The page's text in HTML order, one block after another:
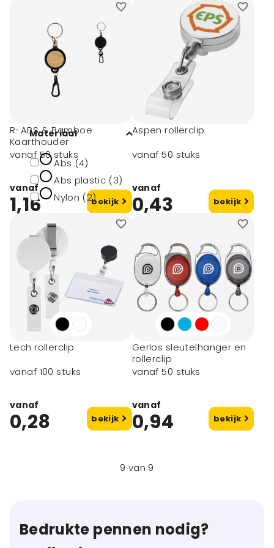
# Geen maat (3)
10 mm (1)
15 mm (1)
20 mm (1)
Materiaal
Abs (4)
Abs plastic (3)
Nylon (2)
Materiaal type
Plastic (2)
R-ABS & Bamboe
Kaarthouder
vanaf 50 stuks
vanaf
1,16 bekijk
Aspen rollerclip
vanaf 50 stuks
vanaf
0,43 bekijk
Lech rollerclip
vanaf 100 stuks
vanaf
0,28 bekijk
Gerlos sleutelhanger en
rollerclip
vanaf 50 stuks
vanaf
0,94 bekijk
9 van 9
Bedrukte pennen nodig?